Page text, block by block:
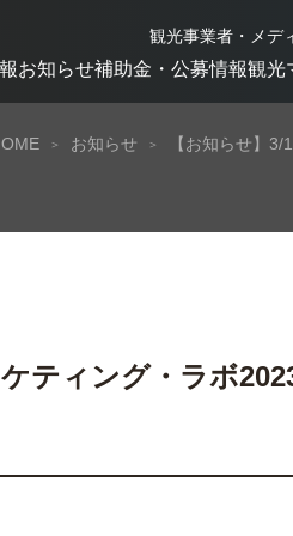
観光事業者・メデ
お知らせ補助金・公募情報観光
お知らせ 【お知らせ】
ティング・ラボ